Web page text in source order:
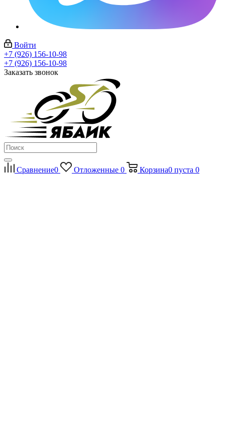
Войти
+7 (926) 156-10-98
+7 (926) 156-10-98
Заказать звонок
Сравнение0 Отложенные 0 Корзина0 пуста 0